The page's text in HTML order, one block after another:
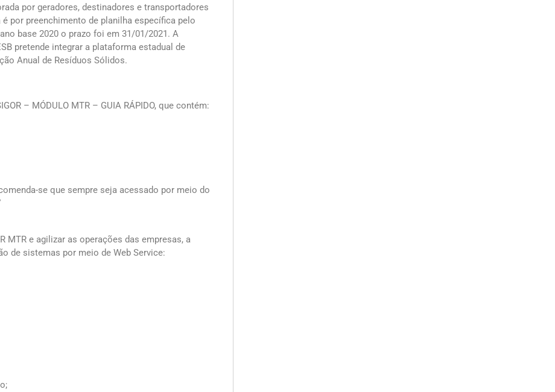
por geradores, destinadores e transportadores
é por preenchimento de planilha específica pelo
base 2020 o prazo foi em 31/01/2021. A
pretende integrar a plataforma estadual de
Anual de Resíduos Sólidos.
– MÓDULO MTR – GUIA RÁPIDO, que contém:
se que sempre seja acessado por meio do
MTR e agilizar as operações das empresas, a
de sistemas por meio de Web Service: